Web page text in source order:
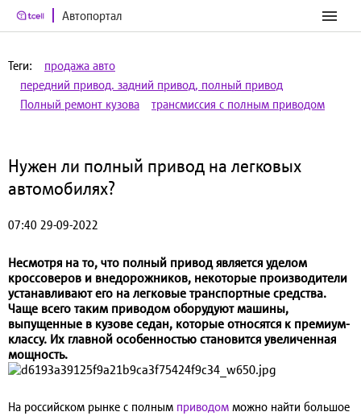
Автопортал
Теги:
продажа авто
передний привод. задний привод, полный привод
Полный ремонт кузова
трансмиссия с полным приводом
Нужен ли полный привод на легковых
автомобилях?
07:40 29-09-2022
Несмотря на то, что полный привод является уделом
кроссоверов и внедорожников, некоторые производители
устанавливают его на легковые транспортные средства.
Чаще всего таким приводом оборудуют машины,
выпущенные в кузове седан, которые относятся к премиум-
классу. Их главной особенностью становится увеличенная
мощность.
На российском рынке с полным приводом можно найти большое